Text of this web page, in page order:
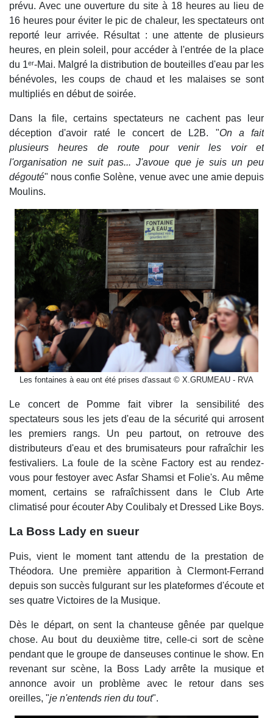
prévu. Avec une ouverture du site à 18 heures au lieu de
16 heures pour éviter le pic de chaleur, les spectateurs ont
reporté leur arrivée. Résultat : une attente de plusieurs
heures, en plein soleil, pour accéder à l'entrée de la place
du 1ᵉʳ-Mai. Malgré la distribution de bouteilles d'eau par les
bénévoles, les coups de chaud et les malaises se sont
multipliés en début de soirée.
Dans la file, certains spectateurs ne cachent pas leur
déception d'avoir raté le concert de L2B. "On a fait
plusieurs heures de route pour venir les voir et
l'organisation ne suit pas... J'avoue que je suis un peu
dégouté" nous confie Solène, venue avec une amie depuis
Moulins.
Les fontaines à eau ont été prises d'assaut © X.GRUMEAU - RVA
Le concert de Pomme fait vibrer la sensibilité des
spectateurs sous les jets d'eau de la sécurité qui arrosent
les premiers rangs. Un peu partout, on retrouve des
distributeurs d'eau et des brumisateurs pour rafraîchir les
festivaliers. La foule de la scène Factory est au rendez-
vous pour festoyer avec Asfar Shamsi et Folie's. Au même
moment, certains se rafraîchissent dans le Club Arte
climatisé pour écouter Aby Coulibaly et Dressed Like Boys.
La Boss Lady en sueur
Puis, vient le moment tant attendu de la prestation de
Théodora. Une première apparition à Clermont-Ferrand
depuis son succès fulgurant sur les plateformes d'écoute et
ses quatre Victoires de la Musique.
Dès le départ, on sent la chanteuse gênée par quelque
chose. Au bout du deuxième titre, celle-ci sort de scène
pendant que le groupe de danseuses continue le show. En
revenant sur scène, la Boss Lady arrête la musique et
annonce avoir un problème avec le retour dans ses
oreilles, "je n'entends rien du tout".